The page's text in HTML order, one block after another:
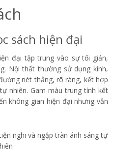
sách hiện đại
đại tập trung vào sự tối giản,
Nội thất thường sử dụng kính,
nét thẳng, rõ ràng, kết hợp
nhiên. Gam màu trung tính kết
không gian hiện đại nhưng vẫn